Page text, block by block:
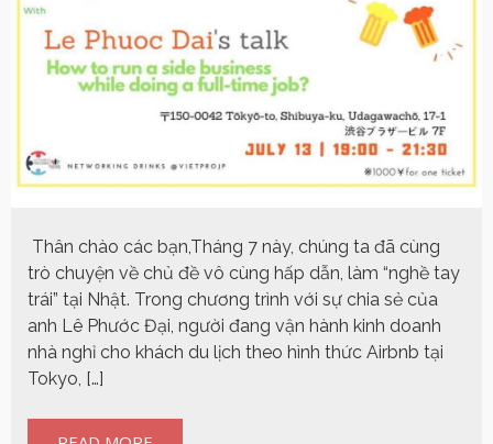
Thân chào các bạn,Tháng 7 này, chúng ta đã cùng
trò chuyện về chủ đề vô cùng hấp dẫn, làm “nghề tay
trái” tại Nhật. Trong chương trình với sự chia sẻ của
anh Lê Phước Đại, người đang vận hành kinh doanh
nhà nghỉ cho khách du lịch theo hình thức Airbnb tại
Tokyo, […]